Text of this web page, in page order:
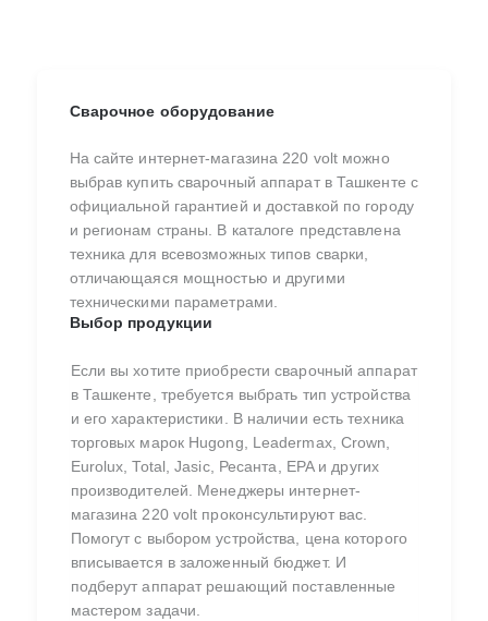
Сварочное оборудование
На сайте интернет-магазина 220 volt можно
выбрав купить сварочный аппарат в Ташкенте с
официальной гарантией и доставкой по городу
и регионам страны. В каталоге представлена
техника для всевозможных типов сварки,
отличающаяся мощностью и другими
техническими параметрами.
Выбор продукции
Если вы хотите приобрести сварочный аппарат
в Ташкенте, требуется выбрать тип устройства
и его характеристики. В наличии есть техника
торговых марок Hugong, Leadermax, Crown,
Eurolux, Total, Jasic, Ресанта, EPA и других
производителей. Менеджеры интернет-
магазина 220 volt проконсультируют вас.
Помогут с выбором устройства, цена которого
вписывается в заложенный бюджет. И
подберут аппарат решающий поставленные
мастером задачи.